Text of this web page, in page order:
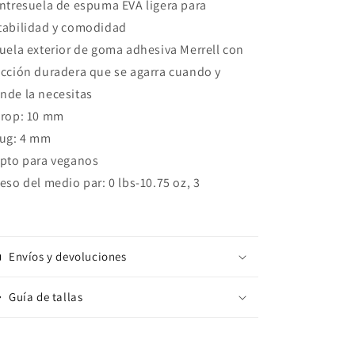
de espuma EVA ligera para
y comodidad
exterior de goma adhesiva Merrell con
duradera que se agarra cuando y
la necesitas
10 mm
4 mm
para veganos
del medio par: 0 lbs-10.75 oz, 3
Envíos y devoluciones
Guía de tallas